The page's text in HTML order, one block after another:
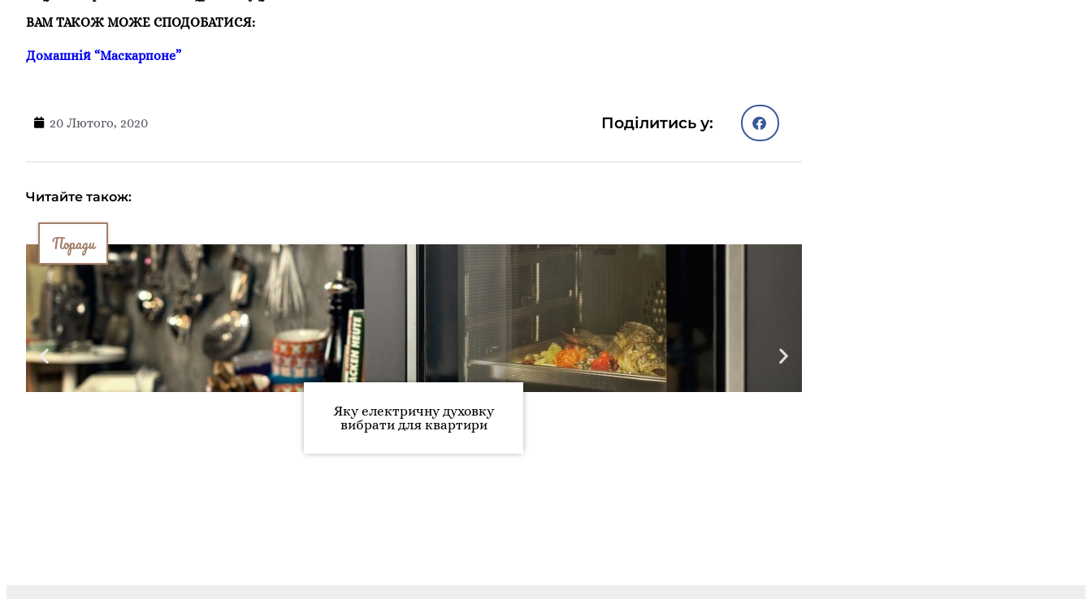
ВАМ ТАКОЖ МОЖЕ СПОДОБАТИСЯ:
Домашній “Маскарпоне”
20 Лютого, 2020 Поділитись у:
Читайте також:
Поради
Яку електричну духовку
вибрати для квартири